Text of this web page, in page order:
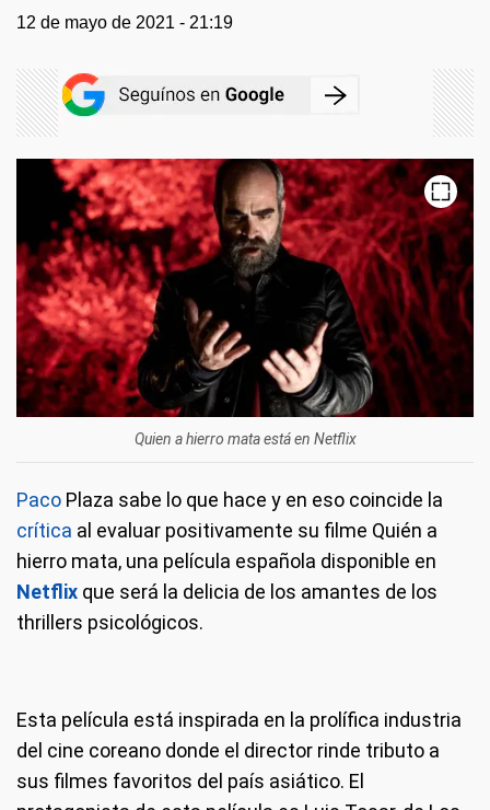
12 de mayo de 2021 - 21:19
Quien a hierro mata está en Netflix
Paco Plaza sabe lo que hace y en eso coincide la
crítica al evaluar positivamente su filme Quién a
hierro mata, una película española disponible en
Netflix que será la delicia de los amantes de los
thrillers psicológicos.
Esta película está inspirada en la prolífica industria
del cine coreano donde el director rinde tributo a
sus filmes favoritos del país asiático. El